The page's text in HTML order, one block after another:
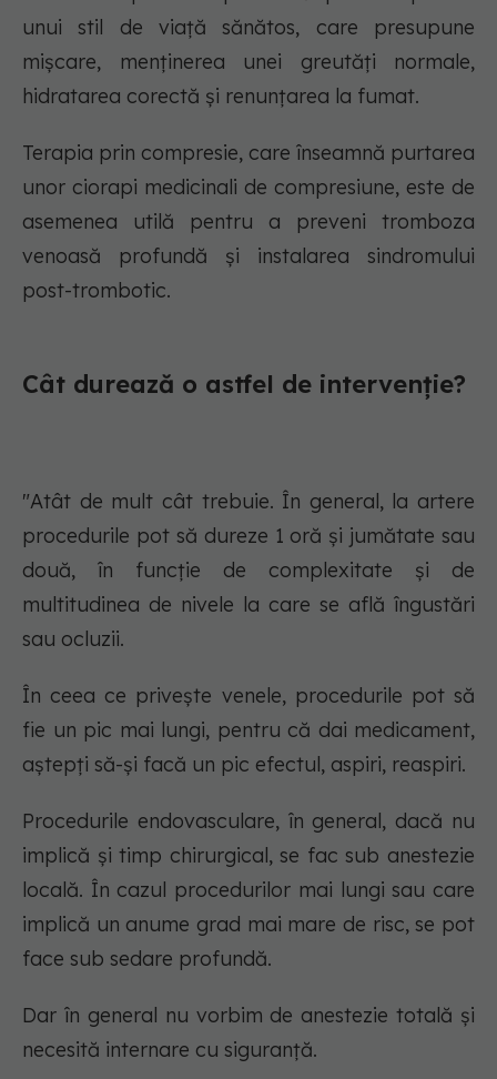
unui stil de viață sănătos, care presupune
mișcare, menținerea unei greutăți normale,
hidratarea corectă și renunțarea la fumat.
Terapia prin compresie, care înseamnă purtarea
unor ciorapi medicinali de compresiune, este de
asemenea utilă pentru a preveni tromboza
venoasă profundă și instalarea sindromului
post-trombotic.
Cât durează o astfel de intervenție?
"Atât de mult cât trebuie. În general, la artere
procedurile pot să dureze 1 oră și jumătate sau
două, în funcție de complexitate și de
multitudinea de nivele la care se află îngustări
sau ocluzii.
În ceea ce privește venele, procedurile pot să
fie un pic mai lungi, pentru că dai medicament,
aștepți să-și facă un pic efectul, aspiri, reaspiri.
Procedurile endovasculare, în general, dacă nu
implică și timp chirurgical, se fac sub anestezie
locală. În cazul procedurilor mai lungi sau care
implică un anume grad mai mare de risc, se pot
face sub sedare profundă.
Dar în general nu vorbim de anestezie totală și
necesită internare cu siguranță.